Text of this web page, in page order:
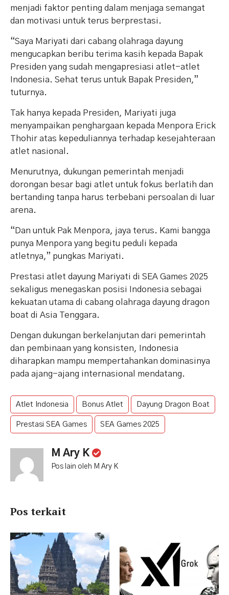
menjadi faktor penting dalam menjaga semangat
dan motivasi untuk terus berprestasi.
“Saya Mariyati dari cabang olahraga dayung
mengucapkan beribu terima kasih kepada Bapak
Presiden yang sudah mengapresiasi atlet-atlet
Indonesia. Sehat terus untuk Bapak Presiden,”
tuturnya.
Tak hanya kepada Presiden, Mariyati juga
menyampaikan penghargaan kepada Menpora Erick
Thohir atas kepeduliannya terhadap kesejahteraan
atlet nasional.
Menurutnya, dukungan pemerintah menjadi
dorongan besar bagi atlet untuk fokus berlatih dan
bertanding tanpa harus terbebani persoalan di luar
arena.
“Dan untuk Pak Menpora, jaya terus. Kami bangga
punya Menpora yang begitu peduli kepada
atletnya,” pungkas Mariyati.
Prestasi atlet dayung Mariyati di SEA Games 2025
sekaligus menegaskan posisi Indonesia sebagai
kekuatan utama di cabang olahraga dayung dragon
boat di Asia Tenggara.
Dengan dukungan berkelanjutan dari pemerintah
dan pembinaan yang konsisten, Indonesia
diharapkan mampu mempertahankan dominasinya
pada ajang-ajang internasional mendatang.
Atlet Indonesia Bonus Atlet Dayung Dragon Boat
Prestasi SEA Games SEA Games 2025
M Ary K
Pos lain oleh M Ary K
Pos terkait